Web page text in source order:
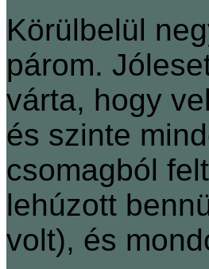
Körülbelül
párom.
várta, hogy
és szinte
csomagból
lehúzott
volt), és